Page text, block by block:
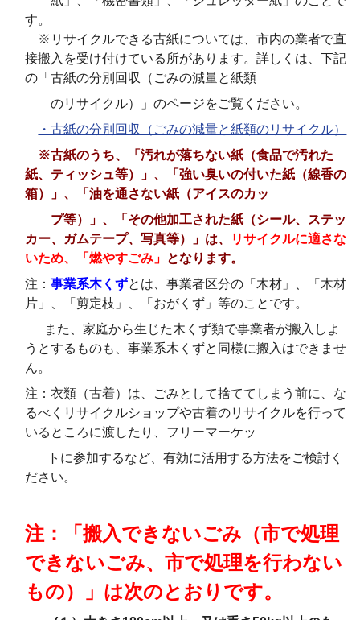
す。
※リサイクルできる古紙については、市内の業者で直
接搬入を受け付けている所があります。詳しくは、下記
の「古紙の分別回収（ごみの減量と紙類
のリサイクル）」のページをご覧ください。
・古紙の分別回収（ごみの減量と紙類のリサイクル）
※古紙のうち、「汚れが落ちない紙（食品で汚れた
紙、ティッシュ等）」、「強い臭いの付いた紙（線香の
箱）」、「油を通さない紙（アイスのカッ
プ等）」、「その他加工された紙（シール、ステッ
カー、ガムテープ、写真等）」は、
リサイクルに適さな
いため、「燃やすごみ」 となります。
注：事業系木くずとは、事業者区分の「木材」、「木材
片」、「剪定枝」、「おがくず」等のことです。
また、家庭から生じた木くず類で事業者が搬入しよ
うとするものも、事業系木くずと同様に搬入はできませ
ん。
注：衣類（古着）は、ごみとして捨ててしまう前に、な
るべくリサイクルショップや古着のリサイクルを行って
いるところに渡したり、フリーマーケッ
トに参加するなど、有効に活用する方法をご検討く
ださい。
注：「搬入できないごみ（市で処理
できないごみ、市で処理を行わない
もの）」は次のとおりです。